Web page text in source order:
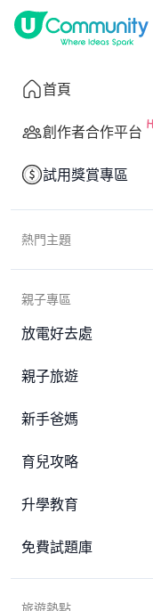
首頁
創作者合作平台
試用獎賞專區
熱門主題
親子專區
放電好去處
親子旅遊
新手爸媽
育兒攻略
升學教育
免費試題庫
旅遊熱點